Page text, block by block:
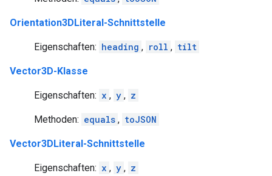
Orientation3DLiteral-Schnittstelle
Eigenschaften: heading , roll , tilt
Vector3D-Klasse
Eigenschaften: x , y , z
Methoden: equals , toJSON
Vector3DLiteral-Schnittstelle
Eigenschaften: x , y , z